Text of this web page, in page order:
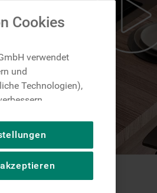
Cookies
verwendet
und
Technologien),
Cookies),
der Website
der Website zu
der